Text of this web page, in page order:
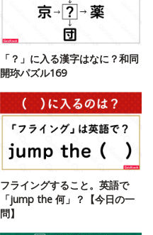
「？」に入る漢字はなに？和同
開珎パズル169
フライングすること。英語で
「jump the 何」？【今日の一
問】